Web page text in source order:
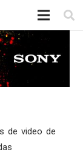
de video de